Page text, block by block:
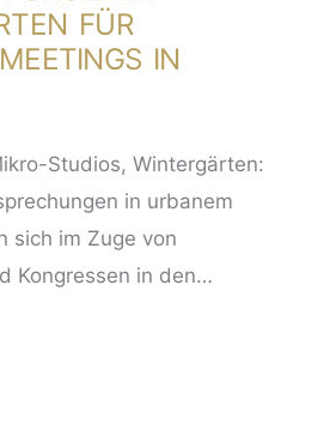
FÜR
IN
Studios, Wintergärten:
in urbanem
sich im Zuge von
Kongressen in den…